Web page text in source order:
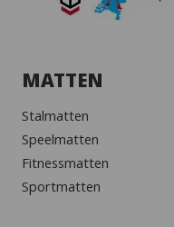
MATTEN
Stalmatten
Speelmatten
Fitnessmatten
Sportmatten